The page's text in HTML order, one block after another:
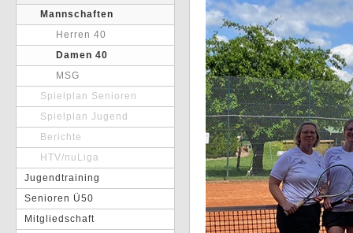
Mannschaften
Herren 40
Damen 40
MSG
Spielplan Senioren
Spielplan Jugend
Berichte
HTV/nuLiga
Jugendtraining
Senioren Ü50
Mitgliedschaft